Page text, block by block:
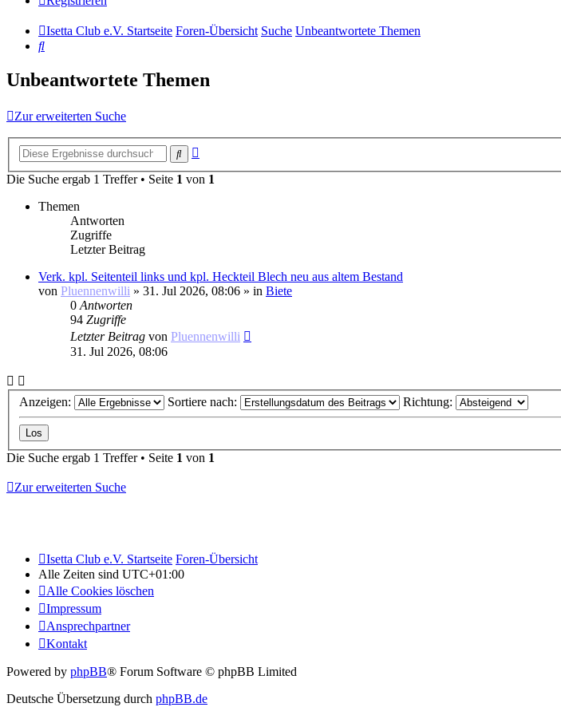
Isetta Club e.V. Startseite Foren-Übersicht Suche Unbeantwortete Themen
Suche
Unbeantwortete Themen
Zur erweiterten Suche
Suche
Die Suche ergab 1 Treffer • Seite 1 von 1
Themen
Antworten
Zugriffe
Letzter Beitrag
Verk. kpl. Seitenteil links und kpl. Heckteil Blech neu aus altem Bestand
von Pluennenwilli » 31. Jul 2026, 08:06 » in Biete
0 Antworten
94 Zugriffe
Letzter Beitrag von Pluennenwilli
31. Jul 2026, 08:06
Anzeigen: Sortiere nach: Richtung:
Die Suche ergab 1 Treffer • Seite 1 von 1
Zur erweiterten Suche
Isetta Club e.V. Startseite Foren-Übersicht
Alle Zeiten sind UTC+01:00
Alle Cookies löschen
Impressum
Ansprechpartner
Kontakt
Powered by phpBB® Forum Software © phpBB Limited
Deutsche Übersetzung durch phpBB.de